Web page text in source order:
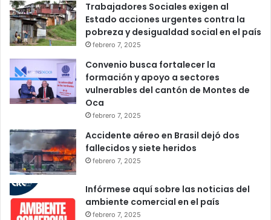
Trabajadores Sociales exigen al
Estado acciones urgentes contra la
pobreza y desigualdad social en el país
febrero 7, 2025
Convenio busca fortalecer la
formación y apoyo a sectores
vulnerables del cantón de Montes de
Oca
febrero 7, 2025
Accidente aéreo en Brasil dejó dos
fallecidos y siete heridos
febrero 7, 2025
Infórmese aquí sobre las noticias del
ambiente comercial en el país
febrero 7, 2025